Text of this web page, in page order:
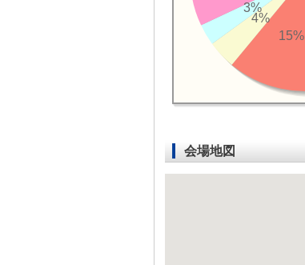
15%
4%
3%
会場地図